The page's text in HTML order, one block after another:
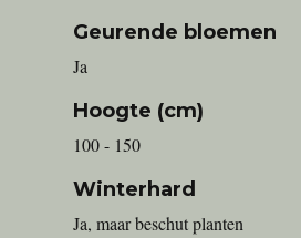
Geurende bloemen
Ja
Hoogte (cm)
100 - 150
Winterhard
Ja, maar beschut planten